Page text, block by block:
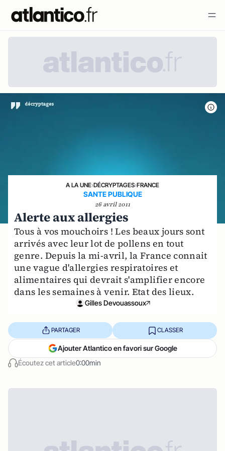
A LA UNE›DÉCRYPTAGES›FRANCE
SANTE PUBLIQUE
26 avril 2011
Alerte aux allergies
Tous à vos mouchoirs ! Les beaux jours sont
arrivés avec leur lot de pollens en tout
genre. Depuis la mi-avril, la France connait
une vague d'allergies respiratoires et
alimentaires qui devrait s'amplifier encore
dans les semaines à venir. Etat des lieux.
Gilles Devouassoux
Écoutez cet article0:00min
PARTAGER CLASSER
Ajouter Atlantico en favori sur Google